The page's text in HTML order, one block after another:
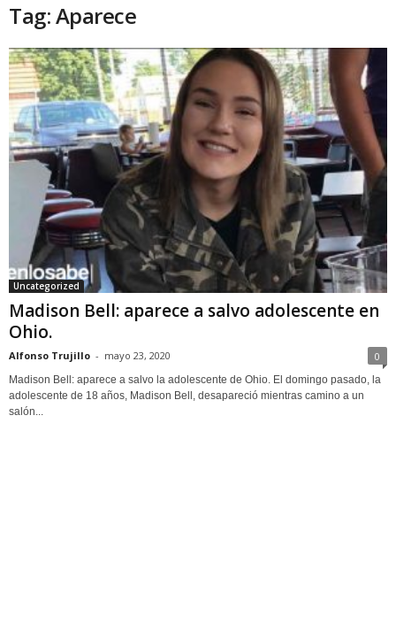
Tag: Aparece
Uncategorized
Madison Bell: aparece a salvo adolescente en
Ohio.
Alfonso Trujillo - mayo 23, 2020 0
Madison Bell: aparece a salvo la adolescente de Ohio. El domingo pasado, la
adolescente de 18 años, Madison Bell, desapareció mientras camino a un
salón...